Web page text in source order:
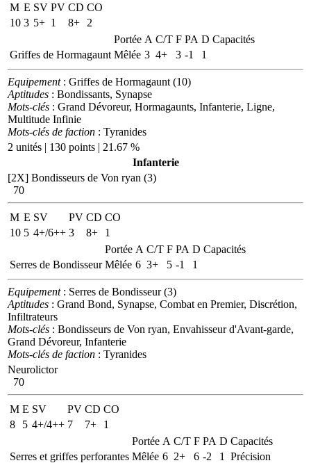
M E SV PV CD CO
10 3 5+ 1 8+
2
Portée A C/T F PA D Capacités
Griffes de Hormagaunt Mêlée 3 4+ 3 -1 1
Equipement: Griffes de Hormagaunt (10)
Aptitudes : Bondissants, Synapse
Mots-clés : Grand Dévoreur, Hormagaunts, Infanterie, Ligne,
Multitude Infinie
Mots-clés de faction : Tyranides
2 unités | 130 points | 21.67 %
Infanterie
[2X] Bondisseurs de Von ryan (3)
70
M E SV PV CD CO
10 5 4+/6++ 3 8+
1
Portée A C/T F PA D Capacités
Serres de Bondisseur Mêlée 6 3+ 5 -1 1
Equipement: Serres de Bondisseur (3)
Aptitudes : Grand Bond, Synapse, Combat en Premier, Discrétion,
Infiltrateurs
Mots-clés : Bondisseurs de Von ryan, Envahisseur d'Avant-garde,
Grand Dévoreur, Infanterie
Mots-clés de faction : Tyranides
Neurolictor
70
M E SV PV CD CO
8
5 4+/4++ 7 7+
1
Portée A C/T F PA D Capacités
Serres et griffes perforantes Mêlée 6 2+ 6 -2 1 Précision